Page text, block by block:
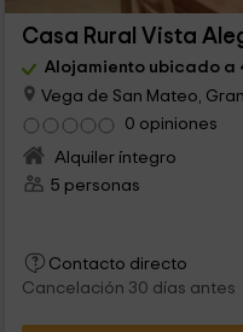
Casa Rural Vista
Alojamiento ubicado a
Vega de San Mateo,
0 opiniones
Alquiler íntegro
5 personas
Contacto directo
Cancelación 30 días antes